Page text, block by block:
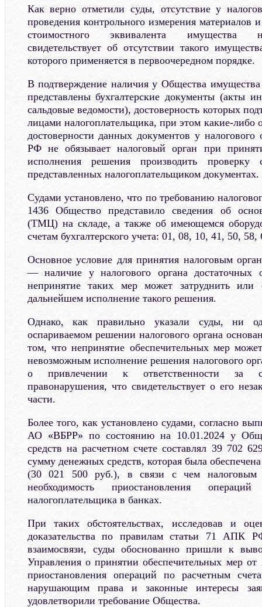
Как верно отметили суды, отсутствие у
проведения контрольного измерения материалов
стоимостного эквивалента имущества
свидетельствует об отсутствии такого
которого применяется в первоочередном порядке.
В подтверждение наличия у Общества
представлены бухгалтерские документы (акты
сальдовые ведомости), достоверность которых
лицами налогоплательщика, при этом какие-либо
достоверности данных документов у
РФ не обязывает налоговый орган при
исполнения решения производить проверку
представленных налогоплательщиком документах.
Судами установлено, что по требованию
1436 Общество представило сведения об
(ТМЦ) на складе, а также об имеющемся
счетам бухгалтерского учета: 01, 08, 10, 41, 50,
Основное условие для принятия налоговым
— наличие у налогового органа достаточных
непринятие таких мер может затруднить или
дальнейшем исполнение такого решения.
Однако, как правильно указали суды, ни
оспариваемом решении налогового органа
том, что непринятие обеспечительных мер
невозможным исполнение решения налогового
о привлечении к ответственности за
правонарушения, что свидетельствует о его
части.
Более того, как установлено судами, согласно
АО «ВБРР» по состоянию на 10.01.2024 у
средств на расчетном счете составлял 39 702
сумму денежных средств, которая была
(30 021 500 руб.), в связи с чем налоговым
необходимость приостановления
налогоплательщика в банках.
При таких обстоятельствах, исследовав и
доказательства по правилам статьи 71 АПК
взаимосвязи, суды обоснованно пришли к
Управления о принятии обеспечительных мер
приостановления операций по расчетным
нарушающим права и законные интересы
удовлетворили требование Общества.